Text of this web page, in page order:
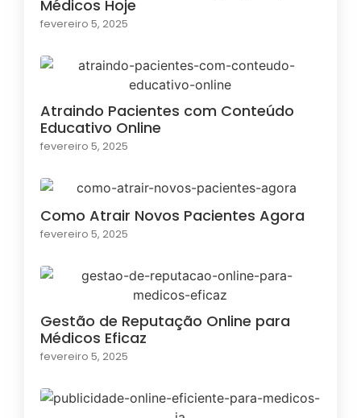
Médicos Hoje
fevereiro 5, 2025
Atraindo Pacientes com Conteúdo
Educativo Online
fevereiro 5, 2025
Como Atrair Novos Pacientes Agora
fevereiro 5, 2025
Gestão de Reputação Online para
Médicos Eficaz
fevereiro 5, 2025